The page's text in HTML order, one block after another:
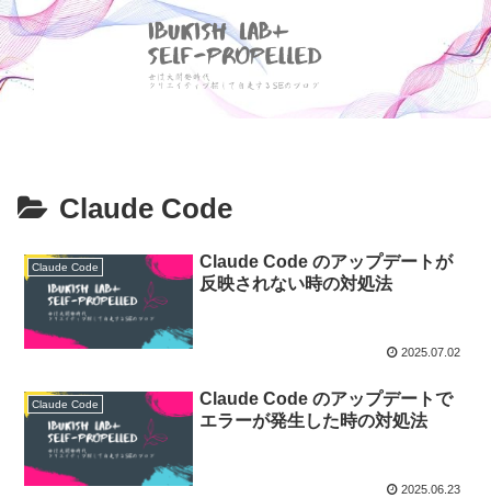
Claude Code
Claude Code
Claude Code のアップデートが
反映されない時の対処法
2025.07.02
Claude Code
Claude Code のアップデートで
エラーが発生した時の対処法
2025.06.23